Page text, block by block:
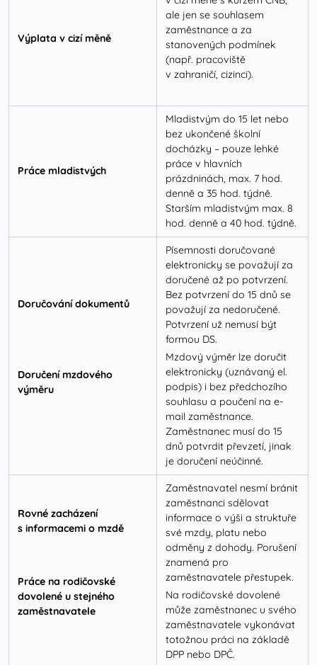
Výplata v cizí měně
ale jen se souhlasem
zaměstnance a za
stanovených podmínek
(např. pracoviště
v zahraničí, cizinci).
Práce mladistvých
Mladistvým do 15 let nebo
bez ukončené školní
docházky – pouze lehké
práce v hlavních
prázdninách, max. 7 hod.
denně a 35 hod. týdně.
Starším mladistvým max. 8
hod. denně a 40 hod. týdně.
Doručování dokumentů
Doručení mzdového
výměru
Písemnosti doručované
elektronicky se považují za
doručené až po potvrzení.
Bez potvrzení do 15 dnů se
považují za nedoručené.
Potvrzení už nemusí být
formou DS.
Mzdový výměr lze doručit
elektronicky (uznávaný el.
podpis) i bez předchozího
souhlasu a poučení na e-
mail zaměstnance.
Zaměstnanec musí do 15
dnů potvrdit převzetí, jinak
je doručení neúčinné.
Rovné zacházení
s informacemi o mzdě
Práce na rodičovské
dovolené u stejného
zaměstnavatele
Zaměstnavatel nesmí bránit
zaměstnanci sdělovat
informace o výši a struktuře
své mzdy, platu nebo
odměny z dohody. Porušení
znamená pro
zaměstnavatele přestupek.
Na rodičovské dovolené
může zaměstnanec u svého
zaměstnavatele vykonávat
totožnou práci na základě
DPP nebo DPČ.